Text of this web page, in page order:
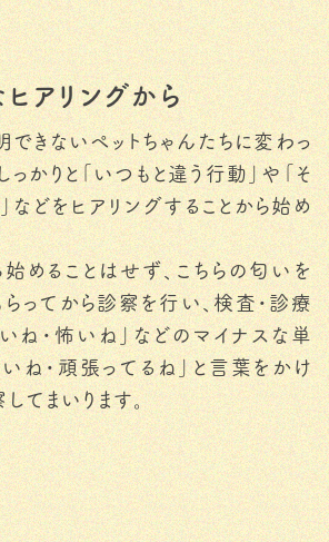
アリングから
きないペットちゃんたちに変わっ
っかりと「いつもと違う行動」や「そ
などをヒアリングすることから始め
めることはせず、こちらの匂いを
ってから診察を行い、検査・診療
ね・怖いね」などのマイナスな単
ね・頑張ってるね」と言葉をかけ
てまいります。